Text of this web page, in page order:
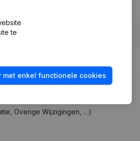
Overige Wijzigingen, …)
te
met enkel functionele cookies